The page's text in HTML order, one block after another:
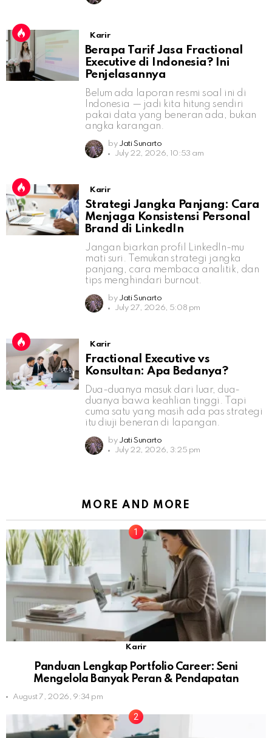
Karir
Berapa Tarif Jasa Fractional
Executive di Indonesia? Ini
Penjelasannya
Belum ada laporan resmi soal ini di
Indonesia — jadi kita hitung sendiri
pakai data yang beneran ada, bukan
angka karangan.
by Jati Sunarto
July 22, 2026, 10:53 am
Karir
Strategi Jangka Panjang: Cara
Menjaga Konsistensi Personal
Brand di LinkedIn
Jangan biarkan profil LinkedIn-mu
mati suri. Temukan strategi jangka
panjang, cara membaca analitik, dan
tips menghindari burnout.
by Jati Sunarto
July 27, 2026, 5:08 pm
Karir
Fractional Executive vs
Konsultan: Apa Bedanya?
Dua-duanya masuk dari luar, dua-
duanya bawa keahlian tinggi. Tapi
cuma satu yang masih ada pas strategi
itu diuji beneran di lapangan.
by Jati Sunarto
July 22, 2026, 3:25 pm
MORE AND MORE
Karir
Panduan Lengkap Portfolio Career: Seni
Mengelola Banyak Peran & Pendapatan
August 7, 2026, 9:34 pm